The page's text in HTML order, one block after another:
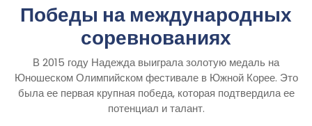
Победы на международных
соревнованиях
В 2015 году Надежда выиграла золотую медаль на
Юношеском Олимпийском фестивале в Южной Корее. Это
была ее первая крупная победа, которая подтвердила ее
потенциал и талант.